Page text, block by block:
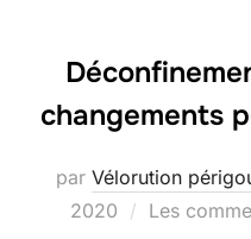
changements
par Vélorution
2020
Les